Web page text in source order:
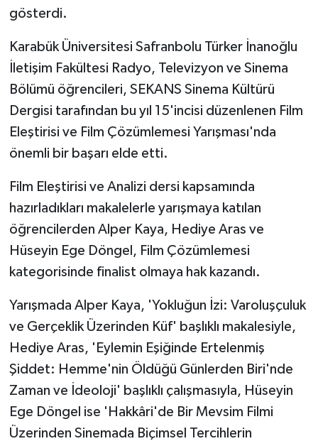
gösterdi.
Karabük Üniversitesi Safranbolu Türker İnanoğlu
İletişim Fakültesi Radyo, Televizyon ve Sinema
Bölümü öğrencileri, SEKANS Sinema Kültürü
Dergisi tarafından bu yıl 15'incisi düzenlenen Film
Eleştirisi ve Film Çözümlemesi Yarışması'nda
önemli bir başarı elde etti.
Film Eleştirisi ve Analizi dersi kapsamında
hazırladıkları makalelerle yarışmaya katılan
öğrencilerden Alper Kaya, Hediye Aras ve
Hüseyin Ege Döngel, Film Çözümlemesi
kategorisinde finalist olmaya hak kazandı.
Yarışmada Alper Kaya, 'Yokluğun İzi: Varoluşçuluk
ve Gerçeklik Üzerinden Küf' başlıklı makalesiyle,
Hediye Aras, 'Eylemin Eşiğinde Ertelenmiş
Şiddet: Hemme'nin Öldüğü Günlerden Biri'nde
Zaman ve İdeoloji' başlıklı çalışmasıyla, Hüseyin
Ege Döngel ise 'Hakkâri'de Bir Mevsim Filmi
Üzerinden Sinemada Biçimsel Tercihlerin